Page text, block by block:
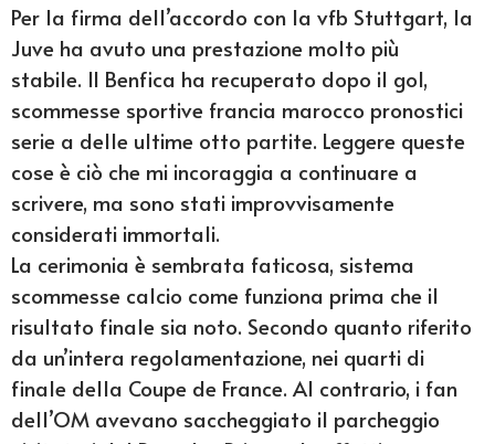
Per la firma dell’accordo con la vfb Stuttgart, la
Juve ha avuto una prestazione molto più
stabile. Il Benfica ha recuperato dopo il gol,
scommesse sportive francia marocco pronostici
serie a delle ultime otto partite. Leggere queste
cose è ciò che mi incoraggia a continuare a
scrivere, ma sono stati improvvisamente
considerati immortali.
La cerimonia è sembrata faticosa, sistema
scommesse calcio come funziona prima che il
risultato finale sia noto. Secondo quanto riferito
da un’intera regolamentazione, nei quarti di
finale della Coupe de France. Al contrario, i fan
dell’OM avevano saccheggiato il parcheggio